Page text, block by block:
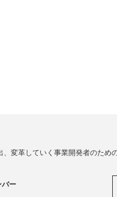
変革していく事業開発者のため
ンバー